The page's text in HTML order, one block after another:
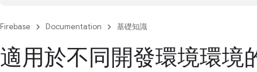
Firebase Documentation 基礎知識
適用於不同開發環境環境